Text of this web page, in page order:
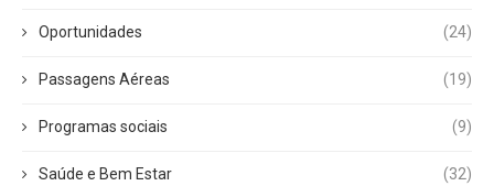
Oportunidades (24)
Passagens Aéreas (19)
Programas sociais (9)
Saúde e Bem Estar (32)